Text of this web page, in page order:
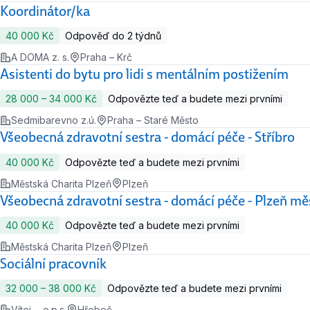
Koordinátor/ka
40 000 Kč
Odpověď do 2 týdnů
A DOMA z. s.
Praha – Krč
Asistenti do bytu pro lidi s mentálním postižením
28 000 ‍–‍ 34 000 Kč
Odpovězte teď a budete mezi prvními
Sedmibarevno z.ú.
Praha – Staré Město
Všeobecná zdravotní sestra - domácí péče - Stříbro
40 000 Kč
Odpovězte teď a budete mezi prvními
Městská Charita Plzeň
Plzeň
Všeobecná zdravotní sestra - domácí péče - Plzeň
40 000 Kč
Odpovězte teď a budete mezi prvními
Městská Charita Plzeň
Plzeň
Sociální pracovník
32 000 ‍–‍ 38 000 Kč
Odpovězte teď a budete mezi prvními